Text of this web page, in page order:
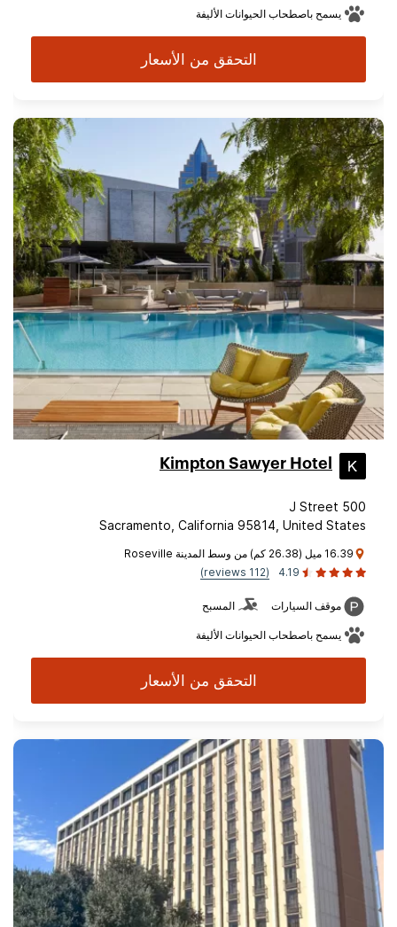
يسمح باصطحاب الحيوانات الأليفة
التحقق من الأسعار
Kimpton Sawyer Hotel
500 J Street
Sacramento, California 95814, United States
16.39 ميل (26.38 كم) من وسط المدينة Roseville
4.19
(112 reviews)
موقف السيارات المسبح
يسمح باصطحاب الحيوانات الأليفة
التحقق من الأسعار